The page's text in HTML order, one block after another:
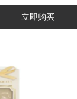
立即购买